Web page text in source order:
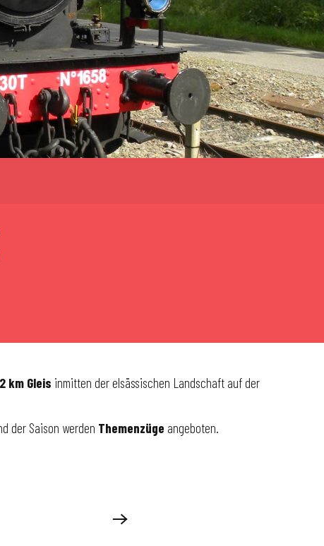
km Gleis inmitten der elsässischen Landschaft auf der
der Saison werden Themenzüge angeboten.